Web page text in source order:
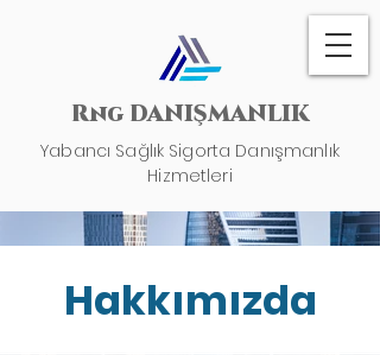
Rng DANIŞMANLIK
Yabancı Sağlık Sigorta Danışmanlık
Hizmetleri
09:00 - 17:00
Cmt-10:00- 15:00
Hakkımızda